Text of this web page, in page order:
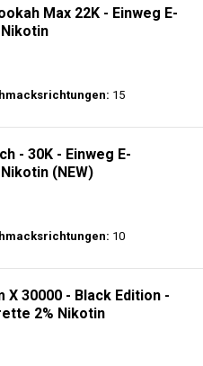
Max 22K - Einweg E-
15
- 30K - Einweg E-
(NEW)
10
X 30000 - Black Edition -
2% Nikotin